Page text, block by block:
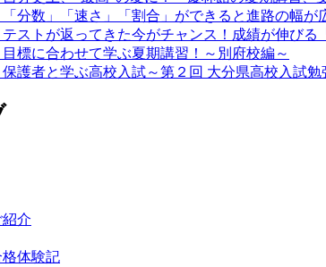
「分数」「速さ」「割合」ができると進路の幅
テストが返ってきた今がチャンス！成績が伸びる
目標に合わせて学ぶ夏期講習！～別府校編～
保護者と学ぶ高校入試～第２回 大分県高校入試勉
介
体験記